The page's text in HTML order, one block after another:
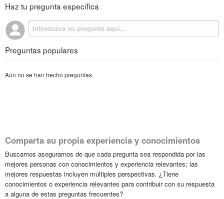
Haz tu pregunta específica
Preguntas populares
Aún no se han hecho preguntas
Comparta su propia experiencia y conocimientos
Buscamos asegurarnos de que cada pregunta sea respondida por las
mejores personas con conocimientos y experiencia relevantes; las
mejores respuestas incluyen múltiples perspectivas. ¿Tiene
conocimientos o experiencia relevantes para contribuir con su respuesta
a alguna de estas preguntas frecuentes?